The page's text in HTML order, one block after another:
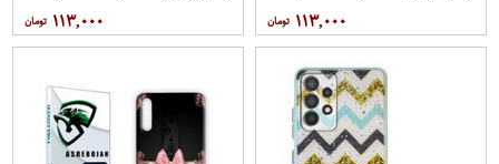
۱۱۳,۰۰۰ ۱۱۳,۰۰۰